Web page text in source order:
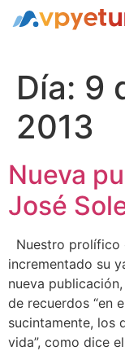
Día: 9
2013
Nueva
José
Nuestro prolífico
incrementado su
nueva
de recuerdos “en
sucintamente, los
vida”, como dice